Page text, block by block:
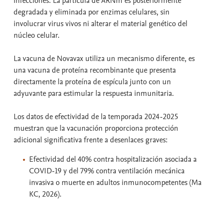
degradada y eliminada por enzimas celulares, sin
involucrar virus vivos ni alterar el material genético del
núcleo celular.
La vacuna de Novavax utiliza un mecanismo diferente, es
una vacuna de proteína recombinante que presenta
directamente la proteína de espícula junto con un
adyuvante para estimular la respuesta inmunitaria.
Los datos de efectividad de la temporada 2024-2025
muestran que la vacunación proporciona protección
adicional significativa frente a desenlaces graves:
Efectividad del 40% contra hospitalización asociada a
COVID-19 y del 79% contra ventilación mecánica
invasiva o muerte en adultos inmunocompetentes (Ma
KC, 2026).